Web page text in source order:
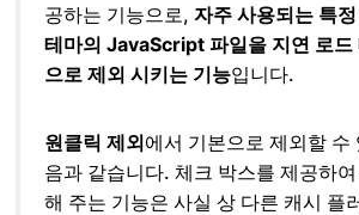
공하는 기능으로,자주 사용되는 특
테마의 JavaScript 파일을 지연 로드
으로 제외 시키는 기능입니다.
원클릭 제외에서 기본으로 제외할 수
음과 같습니다. 체크 박스를 제공하
해 주는 기능은 사실 상 다른 캐시 플